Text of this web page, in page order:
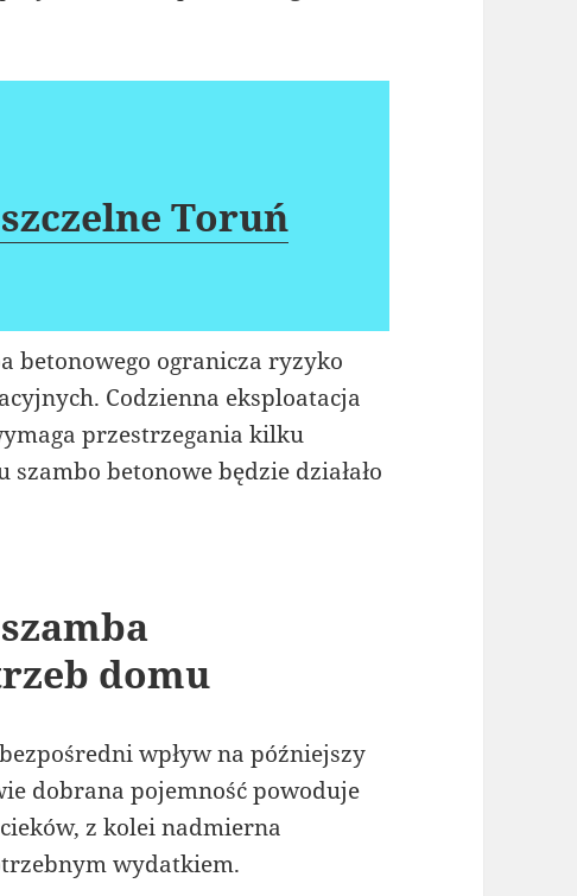
Toruń
betonowego ogranicza ryzyko
Codzienna eksploatacja
przestrzegania kilku
betonowe będzie działało
domu
wpływ na późniejszy
dobrana pojemność powoduje
z kolei nadmierna
wydatkiem.